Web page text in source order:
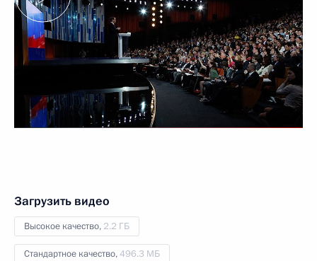
Загрузить видео
Высокое качество, 2.2 ГБ
Стандартное качество,496.3 МБ